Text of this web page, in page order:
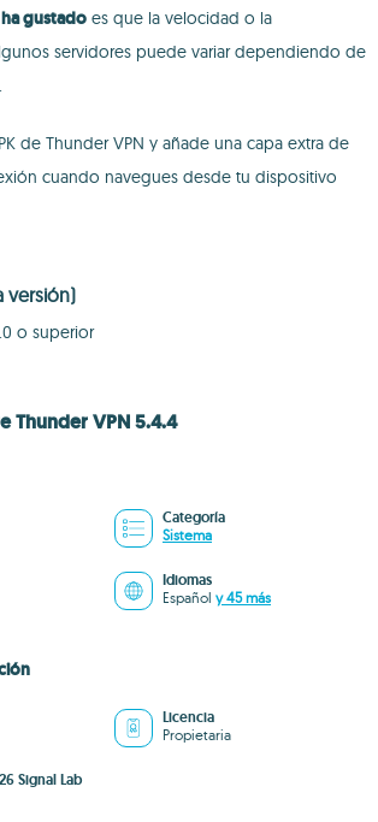
gustado es que la velocidad o la
servidores puede variar dependiendo de
de Thunder VPN y añade una capa extra de
cuando navegues desde tu dispositivo
versión)
o superior
Thunder VPN 5.4.4
Categoría
Sistema
Idiomas
Español y 45 más
Licencia
Propietaria
Signal Lab